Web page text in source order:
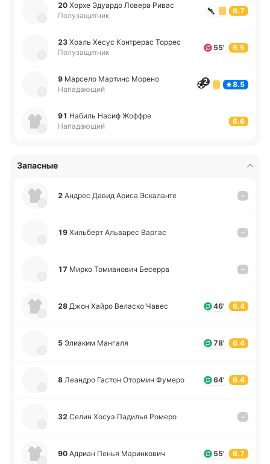
20 Хорхе Эдуа­рдо Ловера Ривас
Полузащитник
6.7
23 Хоэль Хесус Ко­нтре­рас Торрес
Полузащитник
55' 6.5
9 Ма­рсе­ло Ма­ртинс Морено
Нападающий
2 8.5
91 Набиль Насиф Жоффре
Нападающий
6.6
Запасные
2 Андрес Давид Ариса Эска­ла­нте –
19 Хи­льберт Альва­рес Варгас –
17 Мирко То­миа­но­вич Бе­се­рра –
28 Джон Хайро Ве­ла­ско Чавес 46' 6.4
5 Элиа­ким Ма­нга­ля 78' 6.4
8 Леа­ндро Гастон Ото­рмин Фумеро 64' 6.4
32 Селин Хосуэ Па­ди­лья Ромеро –
90 Адриан Пенья Ма­ри­нко­вич 55' 6.7